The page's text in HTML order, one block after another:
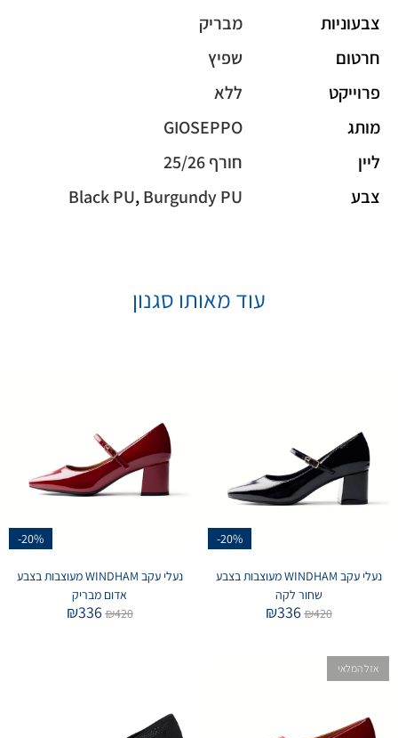
צבעוניות
מבריק
חרטום
שפיץ
פרוייקט
ללא
מותג
GIOSEPPO
ליין
חורף 25/26
צבע
Black PU,Burgundy PU
עוד מאותו סגנון
-20%
נעלי עקב WINDHAM מעוצבות בצבע
שחור לקה
₪420
₪336
-20%
נעלי עקב WINDHAM מעוצבות בצבע
אדום מבריק
₪420
₪336
אזל המלאי